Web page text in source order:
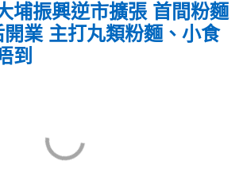
埔振興逆市擴張 首間粉麵
業 主打丸類粉麵、小食
到